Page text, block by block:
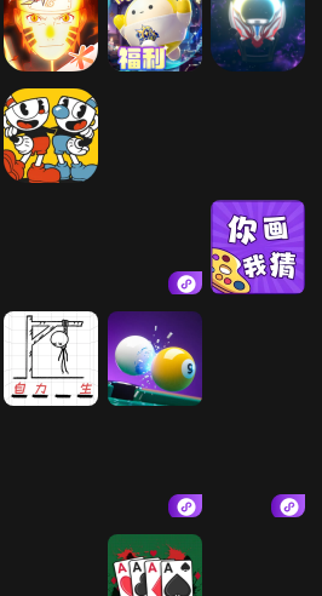
个房间
火影忍者
果蔬连连看 凑十
创意飞行棋